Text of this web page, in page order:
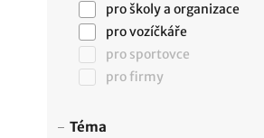
pro školy a organizace
pro vozíčkáře
pro sportovce
pro firmy
Téma